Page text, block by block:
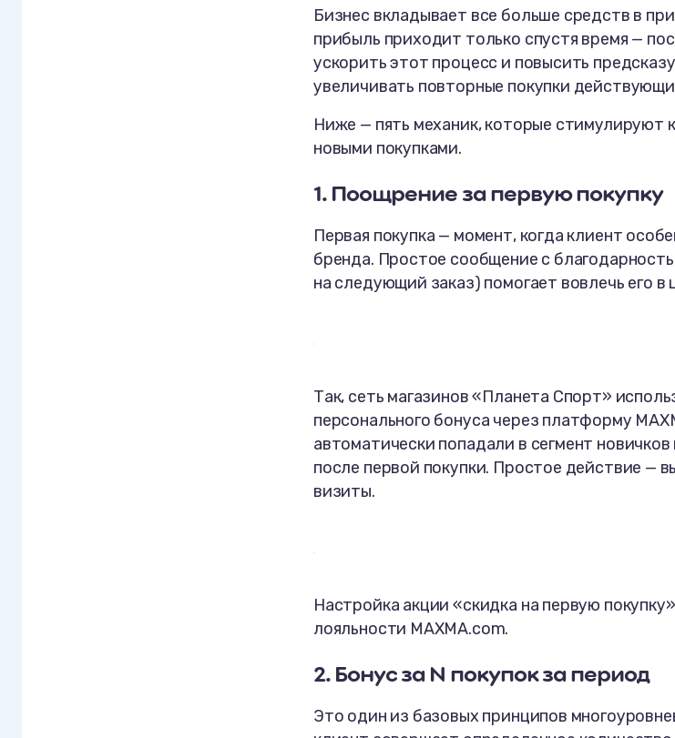
Бизнес вкладывает все больше средств в
прибыль приходит только спустя время —
ускорить этот процесс и повысить
увеличивать повторные покупки
Ниже — пять механик, которые стимулируют
новыми покупками.
1. Поощрение за первую покупку
Первая покупка — момент, когда клиент
бренда. Простое сообщение с
на следующий заказ) помогает вовлечь его в
Так, сеть магазинов «Планета Спорт»
персонального бонуса через платформу
автоматически попадали в сегмент
после первой покупки. Простое действие —
визиты.
Настройка акции «скидка на первую
лояльности MAXMA.com.
2. Бонус за N покупок за период
Это один из базовых принципов